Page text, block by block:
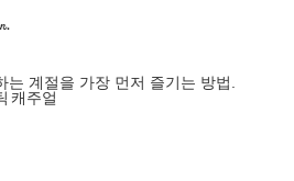
는 계절을 가장 먼저 즐기는 방법.
캐주얼